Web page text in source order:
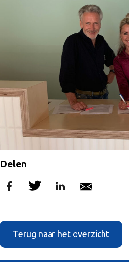
Delen
Terug naar het overzicht